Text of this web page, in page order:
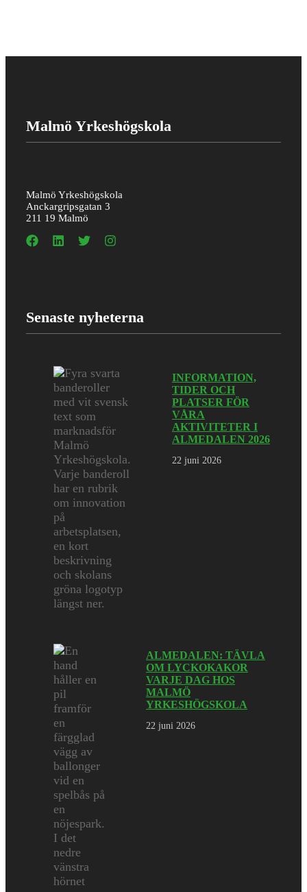
Malmö Yrkeshögskola
Malmö Yrkeshögskola
Anckargripsgatan 3
211 19 Malmö
Senaste nyheterna
INFORMATION,
TIDER OCH
PLATSER FÖR
VÅRA
AKTIVITETER I
ALMEDALEN 2026
22 juni 2026
ALMEDALEN: TÄVLA
OM LYCKOKAKOR
VARJE DAG HOS
MALMÖ
YRKESHÖGSKOLA
22 juni 2026